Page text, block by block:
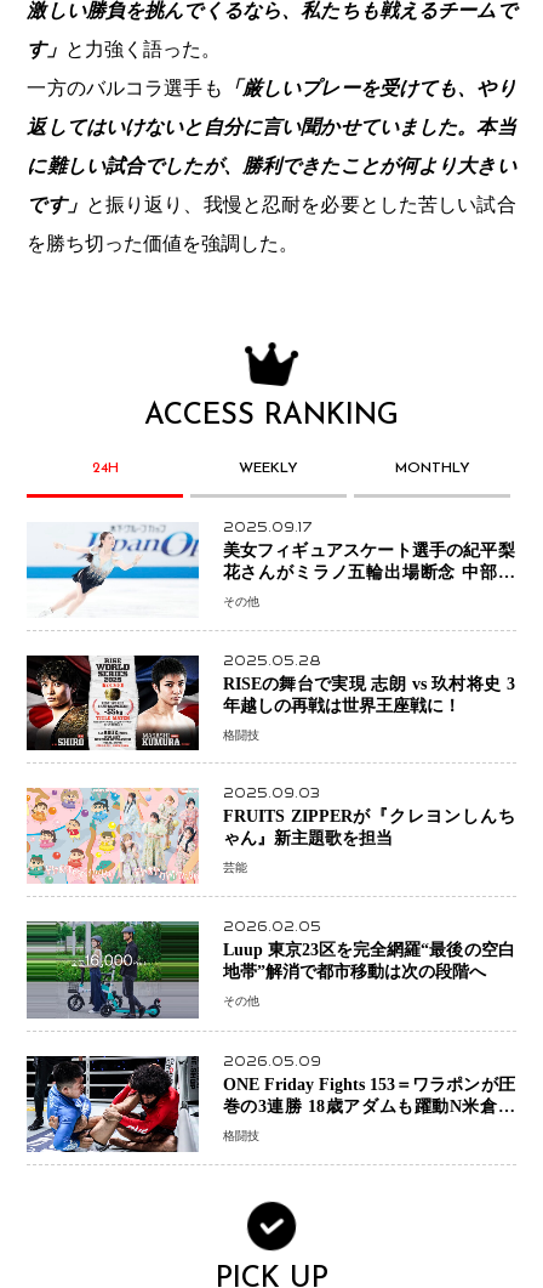
激しい勝負を挑んでくるなら、私たちも戦えるチームで
す」 と力強く語った。
一方のバルコラ選手も
「厳しいプレーを受けても、やり
返してはいけないと自分に言い聞かせていました。本当
に難しい試合でしたが、勝利できたことが何より大きい
です」 と振り返り、我慢と忍耐を必要とした苦しい試合
を勝ち切った価値を強調した。
ACCESS RANKING
24H WEEKLY MONTHLY
2025.09.17
美女フィギュアスケート選手の紀平梨
花さんがミラノ五輪出場断念 中部選
手権欠場を発表「安全最優先の判断」
その他
2025.05.28
RISEの舞台で実現 志朗 vs 玖村将史 3
年越しの再戦は世界王座戦に！
格闘技
2025.09.03
FRUITS ZIPPERが『クレヨンしんち
ゃん』新主題歌を担当
芸能
2026.02.05
Luup 東京23区を完全網羅“最後の空白
地帯”解消で都市移動は次の段階へ
その他
2026.05.09
ONE Friday Fights 153＝ワラポンが圧
巻の3連勝 18歳アダムも躍動N米倉大
貴選手は悲願のONE初勝利
格闘技
PICK UP